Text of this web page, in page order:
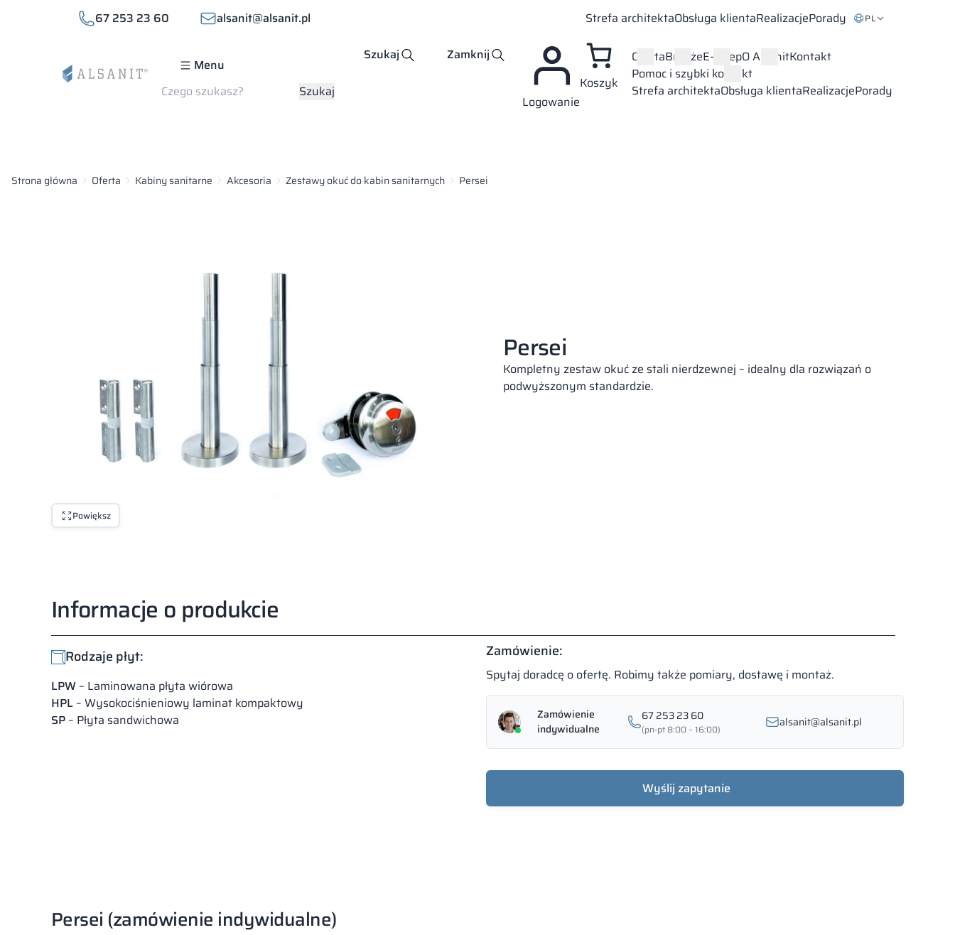
67 253 23 60 alsanit@alsanit.pl Strefa architektaObsługa klientaRealizacjePorady PL
Menu
Szukaj
Szukaj
Szukaj Zamknij
Logowanie
Koszyk
OfertaBranżeE-sklepO AlsanitKontakt
Pomoc i szybki kontakt
Strefa architektaObsługa klientaRealizacjePorady
Strona główna Oferta Kabiny sanitarne Akcesoria Zestawy okuć do kabin sanitarnych Persei
Powiększ
Persei
Kompletny zestaw okuć ze stali nierdzewnej – idealny dla rozwiązań o
podwyższonym standardzie.
Informacje o produkcie
Rodzaje płyt:
LPW – Laminowana płyta wiórowa
HPL – Wysokociśnieniowy laminat kompaktowy
SP – Płyta sandwichowa
Zamówienie:
Spytaj doradcę o ofertę. Robimy także pomiary, dostawę i montaż.
Zamówienie
indywidualne
67 253 23 60
(pn-pt 8:00 – 16:00) alsanit@alsanit.pl
Wyślij zapytanie
Persei (zamówienie indywidualne)